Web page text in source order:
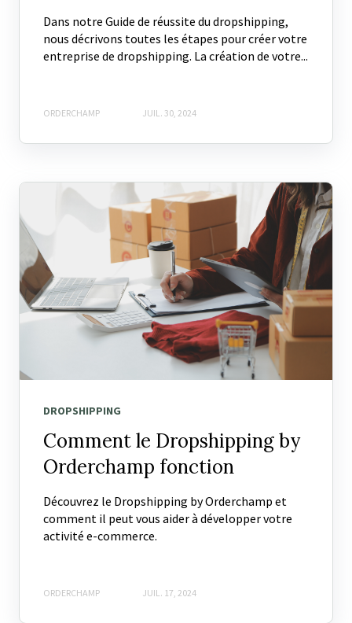
Dans notre Guide de réussite du dropshipping,
nous décrivons toutes les étapes pour créer votre
entreprise de dropshipping. La création de votre...
ORDERCHAMP JUIL. 30, 2024
DROPSHIPPING
Comment le Dropshipping by
Orderchamp fonction
Découvrez le Dropshipping by Orderchamp et
comment il peut vous aider à développer votre
activité e-commerce.
ORDERCHAMP JUIL. 17, 2024